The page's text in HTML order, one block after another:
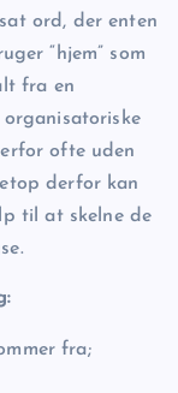
ord, der enten
“hjem” som
fra en
ofte uden
derfor kan
til at skelne de
fra;